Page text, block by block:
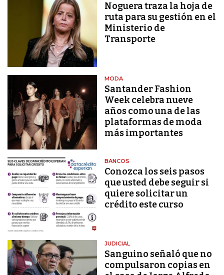
Noguera traza la hoja de
ruta para su gestión en el
Ministerio de
Transporte
MODA
Santander Fashion
Week celebra nueve
años como una de las
plataformas de moda
más importantes
BANCOS
Conozca los seis pasos
que usted debe seguir si
quiere solicitar un
crédito este curso
JUDICIAL
Sanguino señaló que no
compulsaron copias en